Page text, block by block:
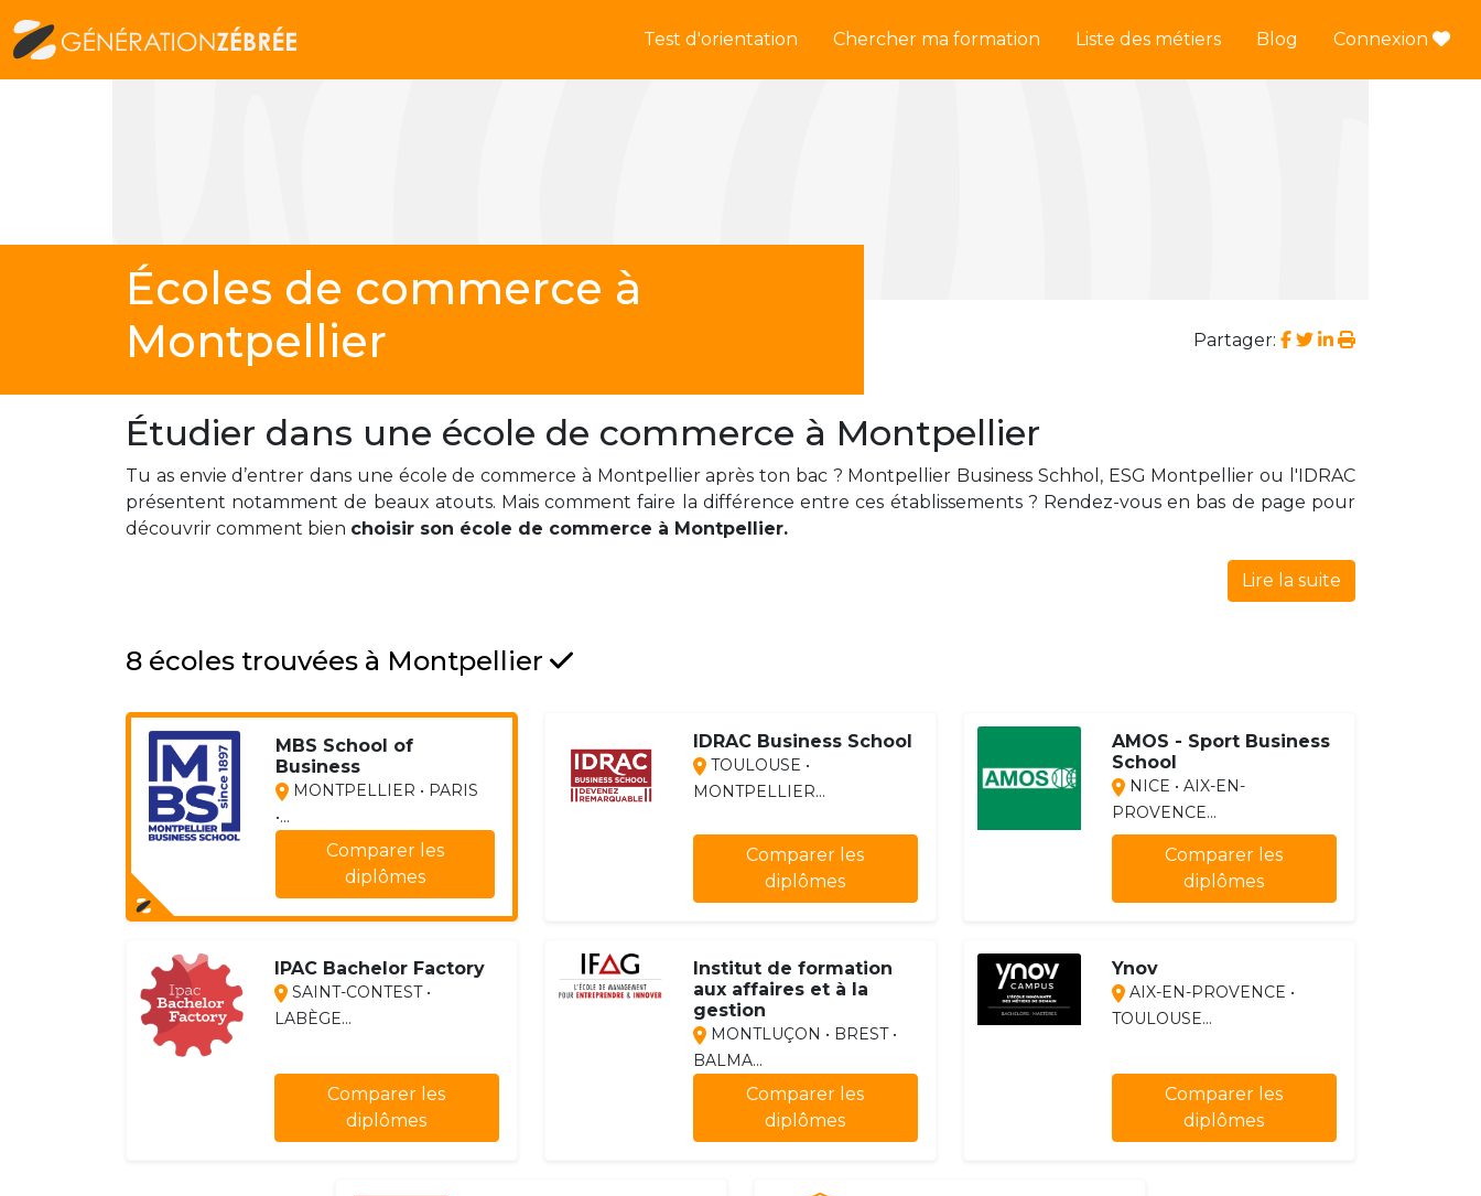
Test d'orientation Chercher ma formation Liste des métiers Blog Connexion
Écoles de commerce à
Montpellier
Partager:
Étudier dans une école de commerce à Montpellier
Tu as envie d’entrer dans une école de commerce à Montpellier après ton bac ? Montpellier Business Schhol, ESG Montpellier ou l'IDRAC
présentent notamment de beaux atouts. Mais comment faire la différence entre ces établissements ? Rendez-vous en bas de page pour
découvrir comment bien choisir son école de commerce à Montpellier.
Lire la suite
8 écoles trouvées à Montpellier
MBS School of
Business
MONTPELLIER • PARIS
•...
Comparer les
diplômes
IDRAC Business School
TOULOUSE •
MONTPELLIER...
Comparer les
diplômes
AMOS - Sport Business
School
NICE • AIX-EN-
PROVENCE...
Comparer les
diplômes
IPAC Bachelor Factory
SAINT-CONTEST •
LABÈGE...
Comparer les
diplômes
Institut de formation
aux affaires et à la
gestion
MONTLUÇON • BREST •
BALMA...
Comparer les
diplômes
Ynov
AIX-EN-PROVENCE •
TOULOUSE...
Comparer les
diplômes